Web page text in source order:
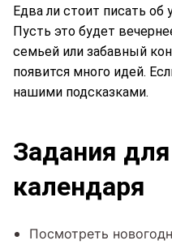
Едва ли стоит писать
Пусть это будет
семьей или забавный
появится много идей.
нашими подсказками.
Задания
календаря
Посмотреть